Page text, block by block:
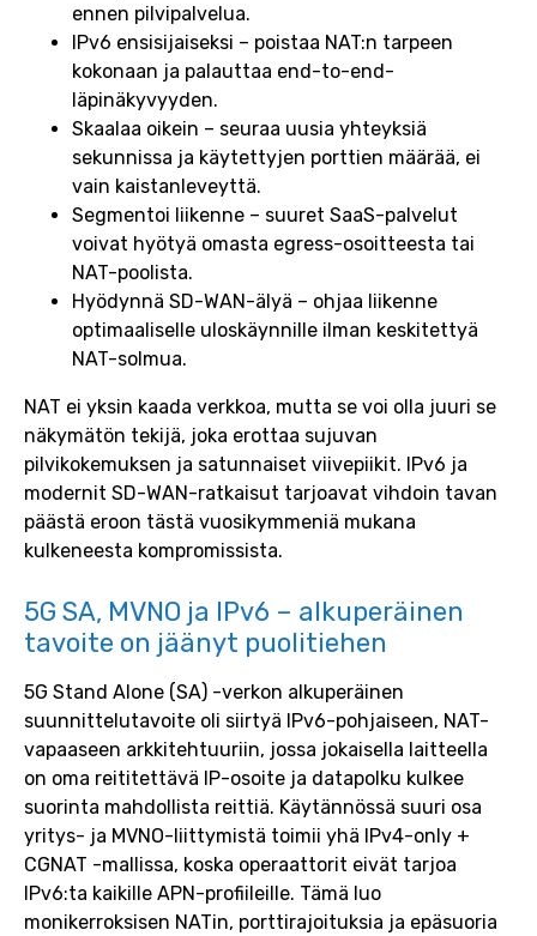
ennen pilvipalvelua.
IPv6 ensisijaiseksi – poistaa NAT:n tarpeen
kokonaan ja palauttaa end-to-end-
läpinäkyvyyden.
Skaalaa oikein – seuraa uusia yhteyksiä
sekunnissa ja käytettyjen porttien määrää, ei
vain kaistanleveyttä.
Segmentoi liikenne – suuret SaaS-palvelut
voivat hyötyä omasta egress-osoitteesta tai
NAT-poolista.
Hyödynnä SD-WAN-älyä – ohjaa liikenne
optimaaliselle uloskäynnille ilman keskitettyä
NAT-solmua.
NAT ei yksin kaada verkkoa, mutta se voi olla juuri se
näkymätön tekijä, joka erottaa sujuvan
pilvikokemuksen ja satunnaiset viivepiikit. IPv6 ja
modernit SD-WAN-ratkaisut tarjoavat vihdoin tavan
päästä eroon tästä vuosikymmeniä mukana
kulkeneesta kompromissista.
5G SA, MVNO ja IPv6 – alkuperäinen
tavoite on jäänyt puolitiehen
5G Stand Alone (SA) -verkon alkuperäinen
suunnittelutavoite oli siirtyä IPv6-pohjaiseen, NAT-
vapaaseen arkkitehtuuriin, jossa jokaisella laitteella
on oma reititettävä IP-osoite ja datapolku kulkee
suorinta mahdollista reittiä. Käytännössä suuri osa
yritys- ja MVNO-liittymistä toimii yhä IPv4-only +
CGNAT -mallissa, koska operaattorit eivät tarjoa
IPv6:ta kaikille APN-profiileille. Tämä luo
monikerroksisen NATin, porttirajoituksia ja epäsuoria